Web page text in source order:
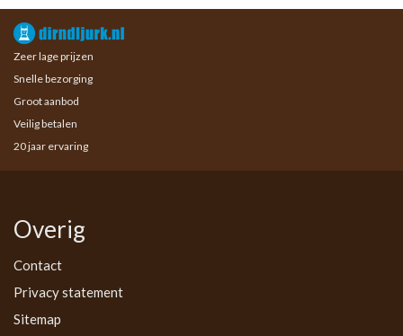
Zeer lage prijzen
Snelle bezorging
Groot aanbod
Veilig betalen
20 jaar ervaring
Overig
Contact
Privacy statement
Sitemap